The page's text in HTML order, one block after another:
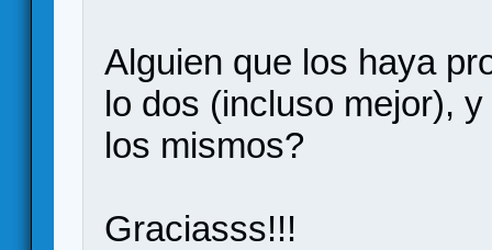
Alguien que los haya
lo dos (incluso mejor),
los mismos?
Graciasss!!!